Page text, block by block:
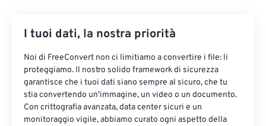
I tuoi dati, la nostra priorità
Noi di FreeConvert non ci limitiamo a convertire i file: li
proteggiamo. Il nostro solido framework di sicurezza
garantisce che i tuoi dati siano sempre al sicuro, che tu
stia convertendo un'immagine, un video o un documento.
Con crittografia avanzata, data center sicuri e un
monitoraggio vigile, abbiamo curato ogni aspetto della